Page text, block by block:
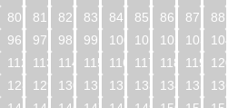
80
81 82 83 84 85 86 87 88
96
97 98 99 100 101 102 103 104
112
113 114 115 116 117 118 119 120
128
129 130 131 132 133 134 135 136